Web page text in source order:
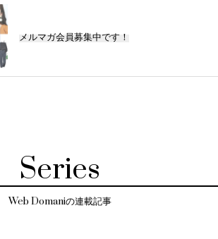
メルマガ会員募集中です！
Series
Web Domaniの連載記事